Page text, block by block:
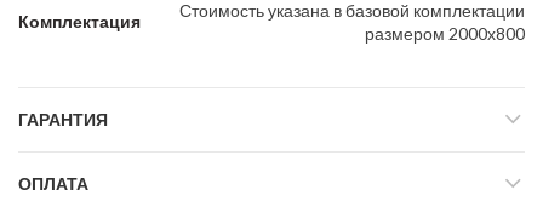
Комплектация
Стоимость указана в базовой комплектации
размером 2000х800
ГАРАНТИЯ
ОПЛАТА